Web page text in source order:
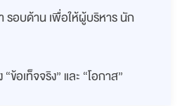
อบด้าน เพื่อให้ผู้บริหาร นัก
อเท็จจริง” และ “โอกาส”